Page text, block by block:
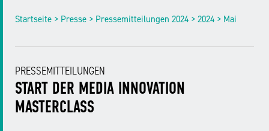
Startseite > Presse > Pressemitteilungen 2024 > 2024 > Mai
PRESSEMITTEILUNGEN
START DER MEDIA INNOVATION
MASTERCLASS